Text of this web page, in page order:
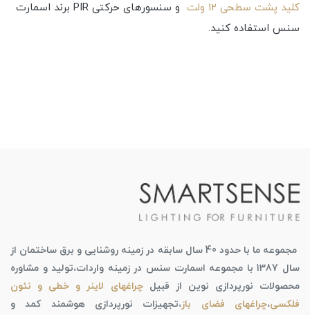
کلید پشت سطحی 12 ولت
و سنسورهای حرکتی PIR برند اسمارت
سنس استفاده کنید.
مجموعه ما با حدود 40 سال سابقه در زمینه روشنایی و برق ساختمان از
سال 1387 با مجموعه اسمارت سنس در زمینه واردات،تولید و مشاوره
محصولات نورپردازی نوین از قبیلچراغهای لاینر و خطی و نئون
فلکسی،چراغهای فضای باز،تجهیزات نورپردازی هوشمند کمد و